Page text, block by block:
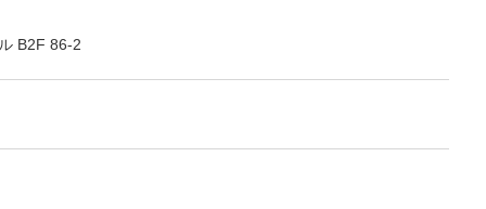
B2F 86-2